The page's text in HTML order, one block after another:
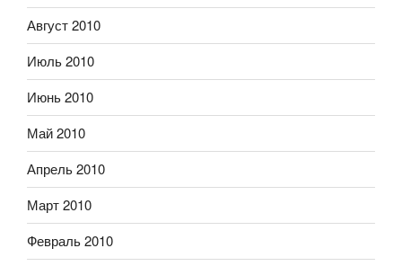
Август 2010
Июль 2010
Июнь 2010
Май 2010
Апрель 2010
Март 2010
Февраль 2010